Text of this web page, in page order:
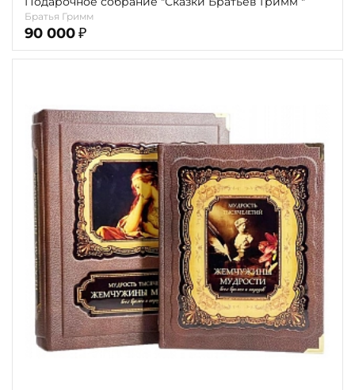
Братья Гримм
90 000 ₽